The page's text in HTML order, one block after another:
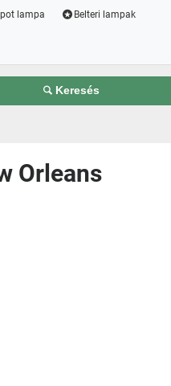
lampa Belteri lampak
Keresés
Orleans